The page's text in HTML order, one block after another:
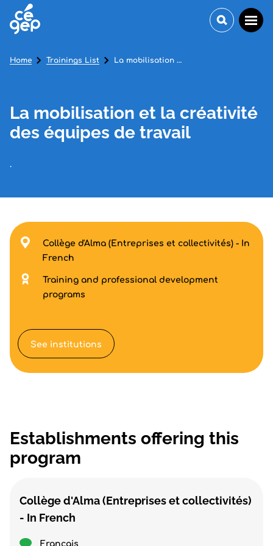
La mobilisation et la créativité
des équipes de travail
.
Home Trainings List La mobilisation et la créativité des équipes de travail
Collège d'Alma (Entreprises et collectivités) - In
French
Training and professional development
programs
See institutions
Establishments offering this
program
Collège d'Alma (Entreprises et collectivités)
- In French
Français